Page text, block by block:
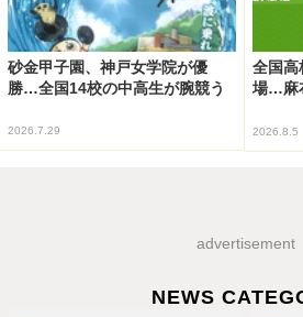
砂金甲子園、神戸女学院が優
勝…全国14校の中高生が腕競う
2026.7.29
全国高
場…麻
2026.8.5
advertisement
NEWS